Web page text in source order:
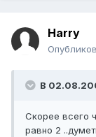
Harry
В
Скорее всего
равно 2